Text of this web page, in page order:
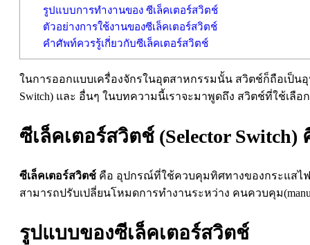
รูปแบบการทำงานของ ซีเล็คเตอร์สวิตช์
ตัวอย่างการใช้งานของซีเล็คเตอร์สวิตช์
คำศัพท์ควรรู้เกี่ยวกับซีเล็คเตอร์สวิตช์
ในการออกแบบเครื่องจักรในอุตสาหกรรมนั้น สวิตช์ก็ถือเป็น
Switch) และ อื่นๆ ในบทความนี้เราจะมาพูดถึง สวิตช์ที่ใช้เลือ
ซีเล็คเตอร์สวิตช์ (Selector Switch)
ซีเล็คเตอร์สวิตช์ คือ อุปกรณ์ที่ใช้ควบคุมทิศทางของกระแสไ
สามารถปรับเปลี่ยนโหมดการทำงานระหว่าง คนควบคุม
รูปแบบของซีเล็คเตอร์สวิตช์